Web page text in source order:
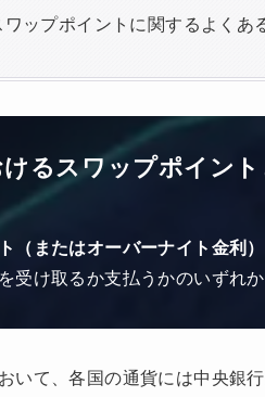
ワップポイントに関するよくあ
るスワップポイント
（またはオーバーナイト金利
受け取るか支払うかのいずれか
いて、各国の通貨には中央銀